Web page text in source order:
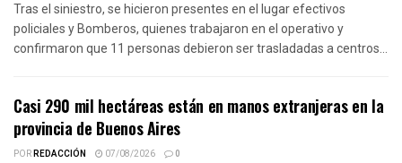
Tras el siniestro, se hicieron presentes en el lugar efectivos
policiales y Bomberos, quienes trabajaron en el operativo y
confirmaron que 11 personas debieron ser trasladadas a centros...
Casi 290 mil hectáreas están en manos extranjeras en la
provincia de Buenos Aires
PORREDACCIÓN 07/08/2026 0